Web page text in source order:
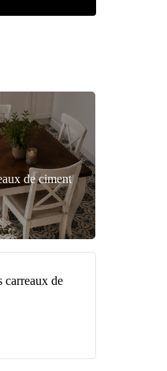
de ciment
carreaux de